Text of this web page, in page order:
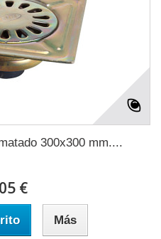
300x300 mm....
€
Más